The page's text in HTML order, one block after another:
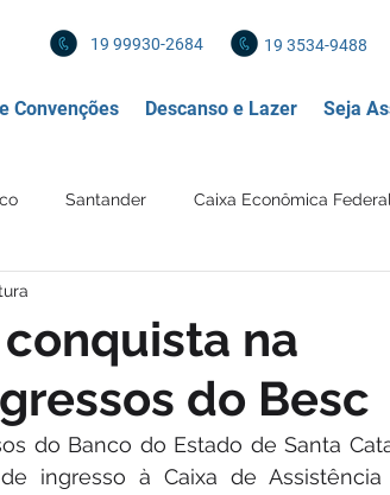
19 99930-2684 19 3534-9488
Convenções Descanso e Lazer Seja
Santander Caixa Econômica Federal
Mercado de Trabalho
IR Imposto Renda FEEB
na
do Besc
do Banco do Estado de Santa
ingresso à Caixa de Assistência